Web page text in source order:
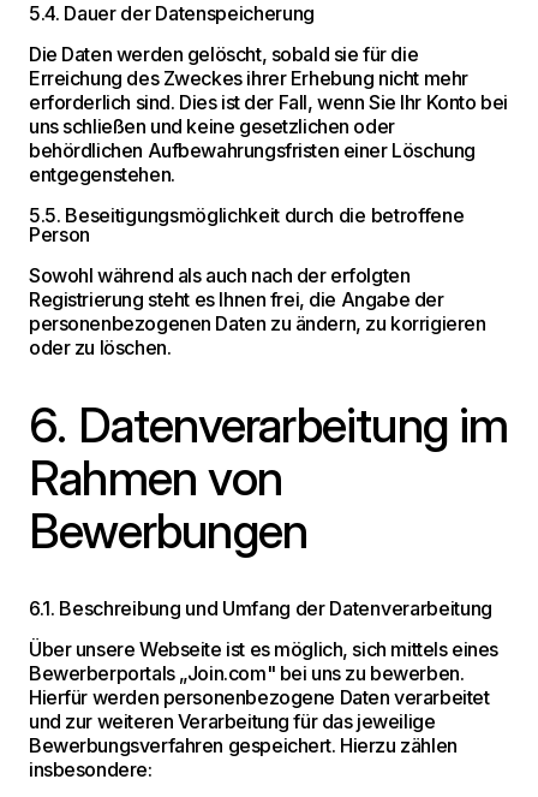
5.4. Dauer der Datenspeicherung
Die Daten werden gelöscht, sobald sie für die
Erreichung des Zweckes ihrer Erhebung nicht mehr
erforderlich sind. Dies ist der Fall, wenn Sie Ihr Konto bei
uns schließen und keine gesetzlichen oder
behördlichen Aufbewahrungsfristen einer Löschung
entgegenstehen.
5.5. Beseitigungsmöglichkeit durch die betroffene
Person
Sowohl während als auch nach der erfolgten
Registrierung steht es Ihnen frei, die Angabe der
personenbezogenen Daten zu ändern, zu korrigieren
oder zu löschen.
6. Datenverarbeitung im
Rahmen von
Bewerbungen
6.1. Beschreibung und Umfang der Datenverarbeitung
Über unsere Webseite ist es möglich, sich mittels eines
Bewerberportals „Join.com" bei uns zu bewerben.
Hierfür werden personenbezogene Daten verarbeitet
und zur weiteren Verarbeitung für das jeweilige
Bewerbungsverfahren gespeichert. Hierzu zählen
insbesondere: